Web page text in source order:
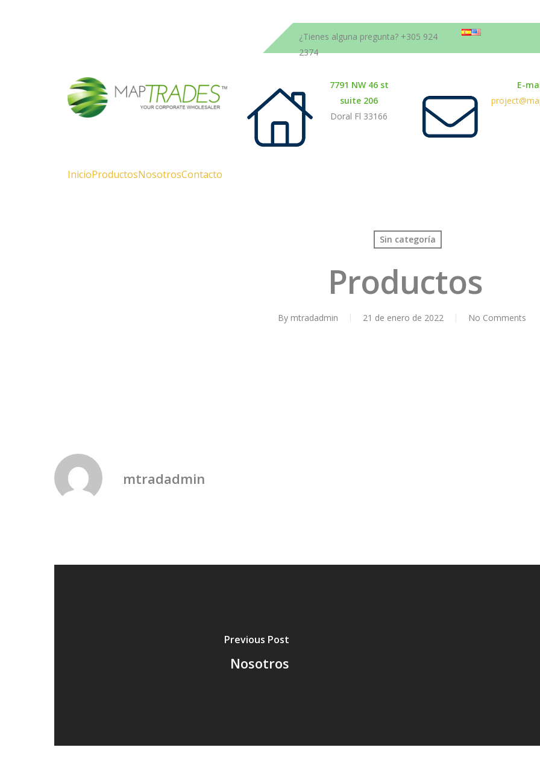
¿Tienes alguna pregunta? +305 924
2374
7791 NW 46 st
suite 206
Doral Fl 33166
E-
InicioProductosNosotrosContacto
Sin categoría
Productos
By mtradadmin 21 de enero de 2022 No Comments
mtradadmin
Previous Post
Nosotros